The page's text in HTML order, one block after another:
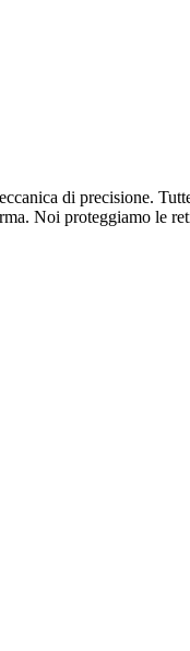
di precisione.
Noi proteggiamo le